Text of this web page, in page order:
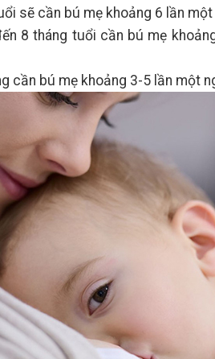
sẽ cần bú mẹ khoảng 6 lần
8 tháng tuổi cần bú mẹ
cần bú mẹ khoảng 3-5 lần một